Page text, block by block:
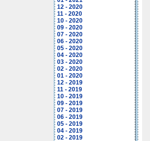
12 - 2020
11 - 2020
10 - 2020
09 - 2020
07 - 2020
06 - 2020
05 - 2020
04 - 2020
03 - 2020
02 - 2020
01 - 2020
12 - 2019
11 - 2019
10 - 2019
09 - 2019
07 - 2019
06 - 2019
05 - 2019
04 - 2019
02 - 2019